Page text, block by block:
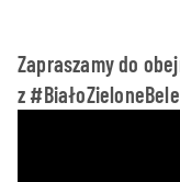
Zapraszamy do
z